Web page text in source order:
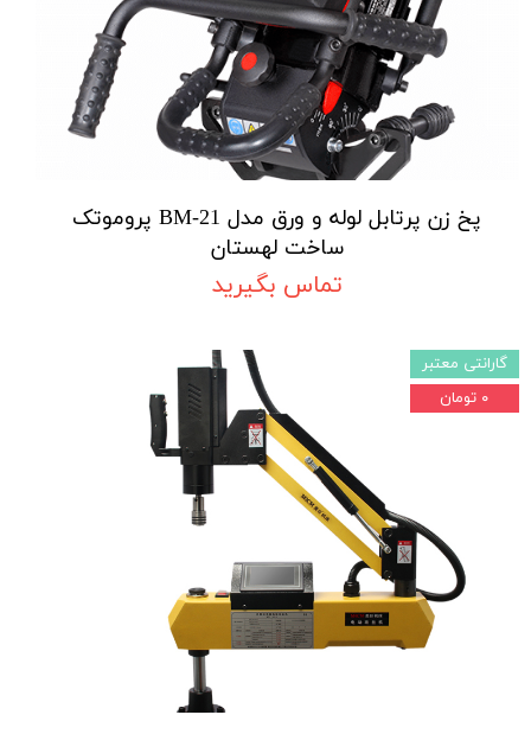
پخ زن پرتابل لوله و ورق مدل BM-21 پروموتک
ساخت لهستان
تماس بگیرید
گارانتی معتبر
۰ تومان